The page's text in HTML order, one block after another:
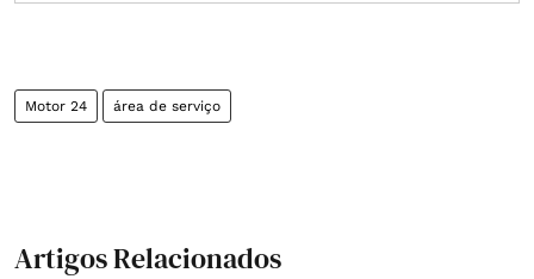
Motor 24 área de serviço
Artigos Relacionados